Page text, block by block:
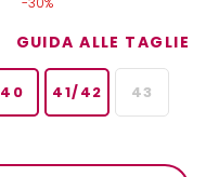
GUIDA ALLE TAGLIE
40 41/42 43